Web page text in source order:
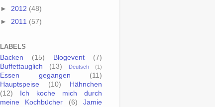
► 2012 (48)
► 2011 (57)
LABELS
Backen
(15) Blogevent
(7)
Buffettauglich
(13) Deutsch (1)
Essen gegangen
(11)
Hauptspeise
(10)
Hähnchen
(12)
Ich koche mich durch
meine Kochbücher
(6)
Jamie